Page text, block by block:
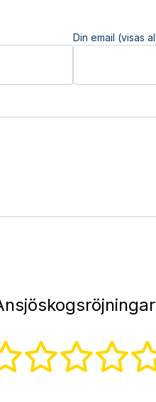
Din email (visas